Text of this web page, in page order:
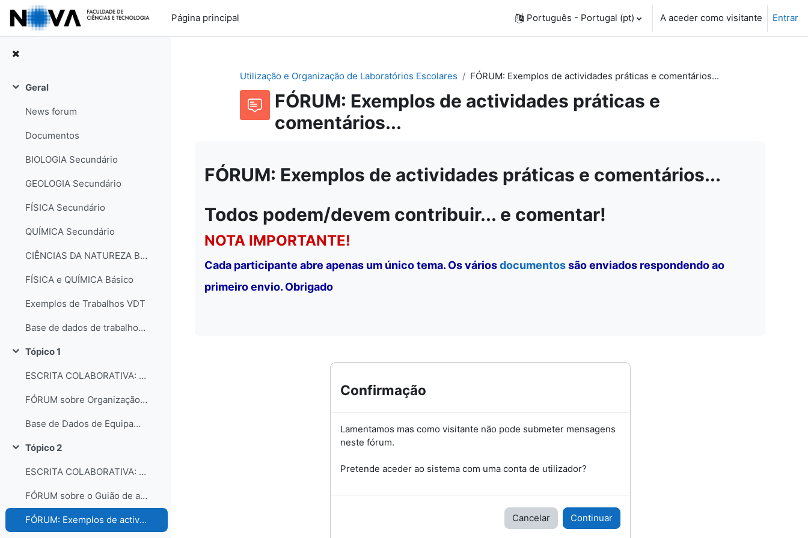
Ir para o conteúdo principal
Página principal
Português - Portugal ‎(pt)‎ A aceder como visitante Entrar
Contrair
Geral
News forum
Documentos
BIOLOGIA Secundário
GEOLOGIA Secundário
FÍSICA Secundário
QUÍMICA Secundário
CIÊNCIAS DA NATUREZA Básico
FÍSICA e QUÍMICA Básico
Exemplos de Trabalhos VDT
Base de dados de trabalhos dos participantes do curso
Contrair
Tópico 1
ESCRITA COLABORATIVA: Organização dos laboratórios
FÓRUM sobre Organização e gestão dos laboratórios escolares
Base de Dados de Equipamentos e Consumíveis dos Laboratórios
Contrair
Tópico 2
ESCRITA COLABORATIVA: Guião de Actividade Prática
FÓRUM sobre o Guião de actividades práticas
FÓRUM: Exemplos de actividades práticas e comentários...
Utilização e Organização de Laboratórios Escolares FÓRUM: Exemplos de actividades práticas e comentários...
FÓRUM: Exemplos de actividades práticas e
comentários...
FÓRUM: Exemplos de actividades práticas e comentários...
Todos podem/devem contribuir... e comentar!
NOTA IMPORTANTE!
Cada participante abre apenas um único tema. Os váriosdocumentossão enviados respondendo ao
primeiro envio. Obrigado
Confirmação
Lamentamos mas como visitante não pode submeter mensagens
neste fórum.
Pretende aceder ao sistema com uma conta de utilizador?
Cancelar Continuar